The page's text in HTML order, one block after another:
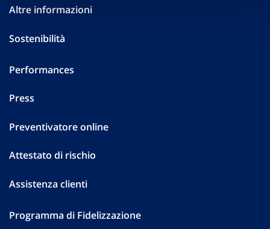
Altre informazioni
Sostenibilità
Performances
Press
Preventivatore online
Attestato di rischio
Assistenza clienti
Programma di Fidelizzazione